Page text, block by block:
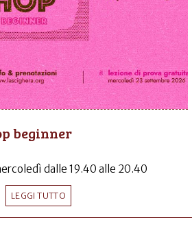
beginner
dalle 19.40 alle 20.40
LEGGI TUTTO